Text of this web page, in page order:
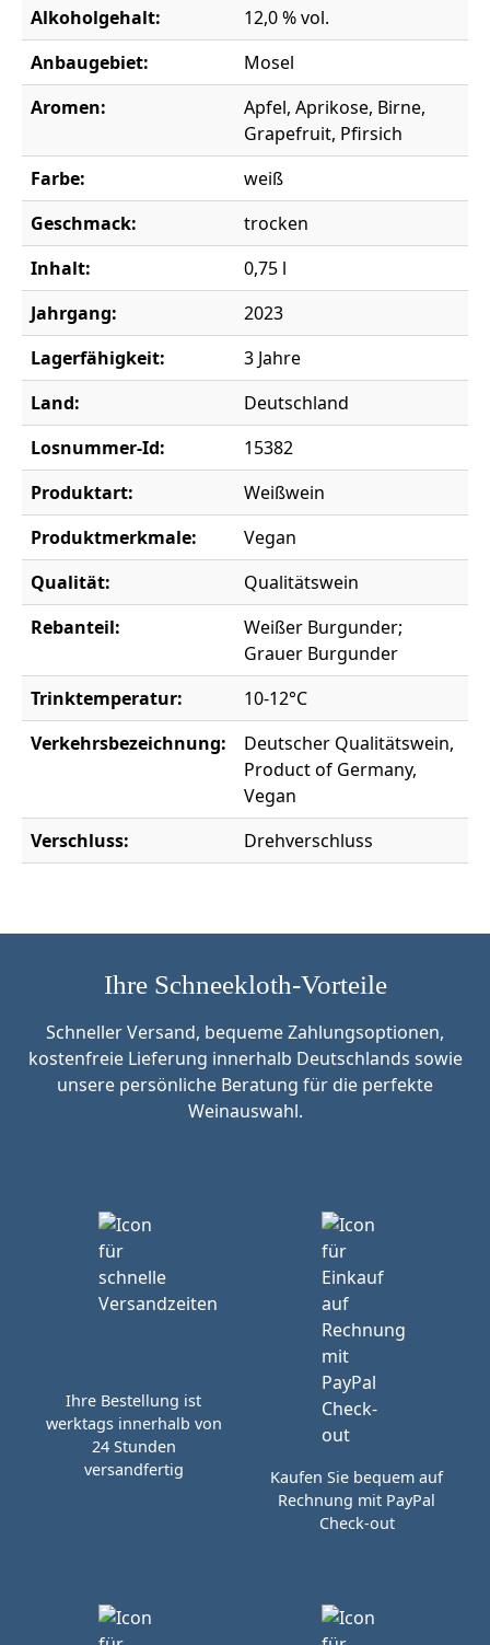
Alkoholgehalt:
12,0 % vol.
Anbaugebiet:
Mosel
Aromen:
Apfel, Aprikose, Birne,
Grapefruit, Pfirsich
Farbe:
weiß
Geschmack:
trocken
Inhalt:
0,75 l
Jahrgang:
2023
Lagerfähigkeit:
3 Jahre
Land:
Deutschland
Losnummer-Id:
15382
Produktart:
Weißwein
Produktmerkmale:
Vegan
Qualität:
Qualitätswein
Rebanteil:
Weißer Burgunder;
Grauer Burgunder
Trinktemperatur:
10-12°C
Verkehrsbezeichnung:
Deutscher Qualitätswein,
Product of Germany,
Vegan
Verschluss:
Drehverschluss
Ihre Schneekloth-Vorteile
Schneller Versand, bequeme Zahlungsoptionen,
kostenfreie Lieferung innerhalb Deutschlands sowie
unsere persönliche Beratung für die perfekte
Weinauswahl.
Ihre Bestellung ist
werktags innerhalb von
24 Stunden
versandfertig
Kaufen Sie bequem auf
Rechnung mit PayPal
Check-out